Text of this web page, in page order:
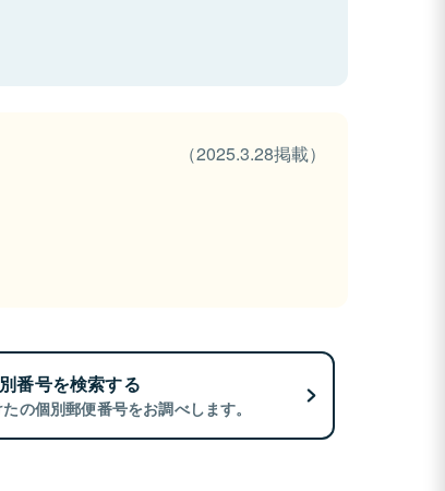
（2025.3.28掲載）
番号を検索する
の個別郵便番号をお調べします。